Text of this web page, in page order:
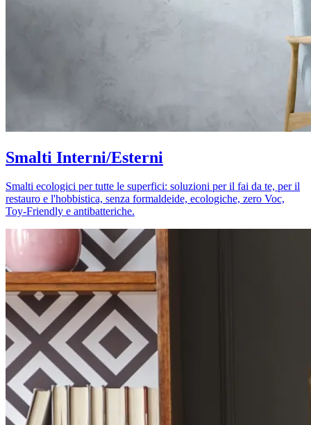
Smalti Interni/Esterni
Smalti ecologici per tutte le superfici: soluzioni per il fai da te, per il
restauro e l'hobbistica, senza formaldeide, ecologiche, zero Voc,
Toy-Friendly e antibatteriche.